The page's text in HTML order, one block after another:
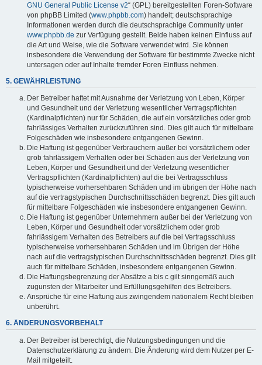
GNU General Public License v2“ (GPL) bereitgestellten Foren-Software
von phpBB Limited (www.phpbb.com) handelt; deutschsprachige
Informationen werden durch die deutschsprachige Community unter
www.phpbb.de zur Verfügung gestellt. Beide haben keinen Einfluss auf
die Art und Weise, wie die Software verwendet wird. Sie können
insbesondere die Verwendung der Software für bestimmte Zwecke nicht
untersagen oder auf Inhalte fremder Foren Einfluss nehmen.
5. GEWÄHRLEISTUNG
Der Betreiber haftet mit Ausnahme der Verletzung von Leben, Körper
und Gesundheit und der Verletzung wesentlicher Vertragspflichten
(Kardinalpflichten) nur für Schäden, die auf ein vorsätzliches oder grob
fahrlässiges Verhalten zurückzuführen sind. Dies gilt auch für mittelbare
Folgeschäden wie insbesondere entgangenen Gewinn.
Die Haftung ist gegenüber Verbrauchern außer bei vorsätzlichem oder
grob fahrlässigem Verhalten oder bei Schäden aus der Verletzung von
Leben, Körper und Gesundheit und der Verletzung wesentlicher
Vertragspflichten (Kardinalpflichten) auf die bei Vertragsschluss
typischerweise vorhersehbaren Schäden und im übrigen der Höhe nach
auf die vertragstypischen Durchschnittsschäden begrenzt. Dies gilt auch
für mittelbare Folgeschäden wie insbesondere entgangenen Gewinn.
Die Haftung ist gegenüber Unternehmern außer bei der Verletzung von
Leben, Körper und Gesundheit oder vorsätzlichem oder grob
fahrlässigem Verhalten des Betreibers auf die bei Vertragsschluss
typischerweise vorhersehbaren Schäden und im Übrigen der Höhe
nach auf die vertragstypischen Durchschnittsschäden begrenzt. Dies gilt
auch für mittelbare Schäden, insbesondere entgangenen Gewinn.
Die Haftungsbegrenzung der Absätze a bis c gilt sinngemäß auch
zugunsten der Mitarbeiter und Erfüllungsgehilfen des Betreibers.
Ansprüche für eine Haftung aus zwingendem nationalem Recht bleiben
unberührt.
6. ÄNDERUNGSVORBEHALT
Der Betreiber ist berechtigt, die Nutzungsbedingungen und die
Datenschutzerklärung zu ändern. Die Änderung wird dem Nutzer per E-
Mail mitgeteilt.